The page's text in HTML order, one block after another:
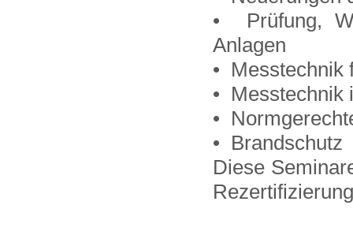
• Prüfung,
Anlagen
• Messtechnik
• Messtechnik
•
• Brandschutz
Diese